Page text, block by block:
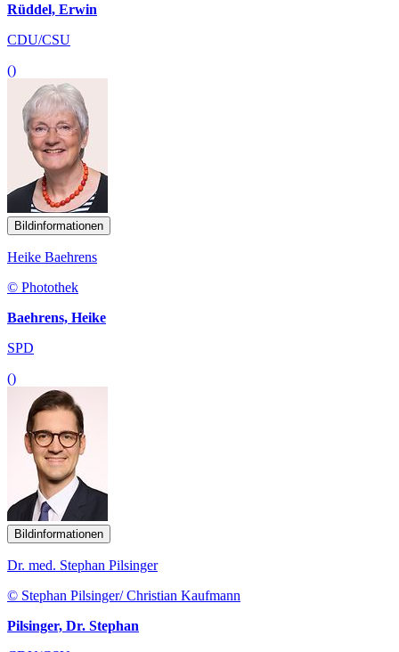
Rüddel, Erwin
CDU/CSU
()
Bildinformationen
Heike Baehrens
© Photothek
Baehrens, Heike
SPD
()
Bildinformationen
Dr. med. Stephan Pilsinger
© Stephan Pilsinger/ Christian Kaufmann
Pilsinger, Dr. Stephan